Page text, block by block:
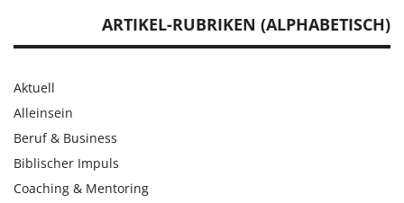
ARTIKEL-RUBRIKEN (ALPHABETISCH)
Aktuell
Alleinsein
Beruf & Business
Biblischer Impuls
Coaching & Mentoring